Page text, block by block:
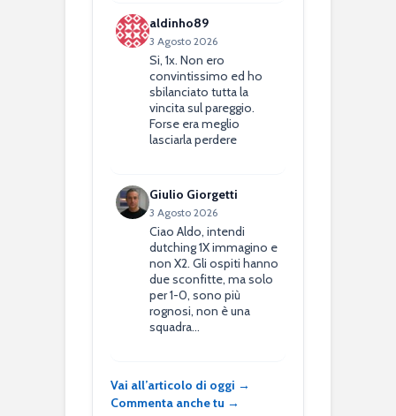
aldinho89
3 Agosto 2026
Si, 1x. Non ero
convintissimo ed ho
sbilanciato tutta la
vincita sul pareggio.
Forse era meglio
lasciarla perdere
Giulio Giorgetti
3 Agosto 2026
Ciao Aldo, intendi
dutching 1X immagino e
non X2. Gli ospiti hanno
due sconfitte, ma solo
per 1-0, sono più
rognosi, non è una
squadra…
Vai all’articolo di oggi →
Commenta anche tu →